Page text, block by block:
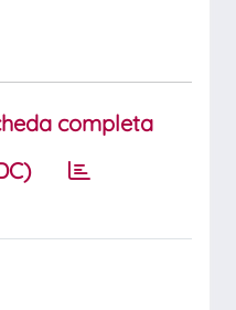
completa